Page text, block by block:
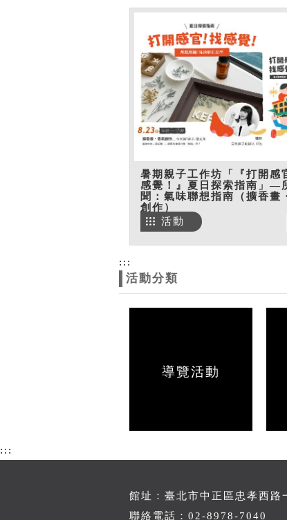
暑期親子工作坊「『打開感
感覺！』夏日探索指南」—
聞：氣味聯想指南（擴香畫
創作）
活動
:::
活動分類
導覽活動
:::
館址：臺北市中正區忠孝西
聯絡電話：02-8978-7040